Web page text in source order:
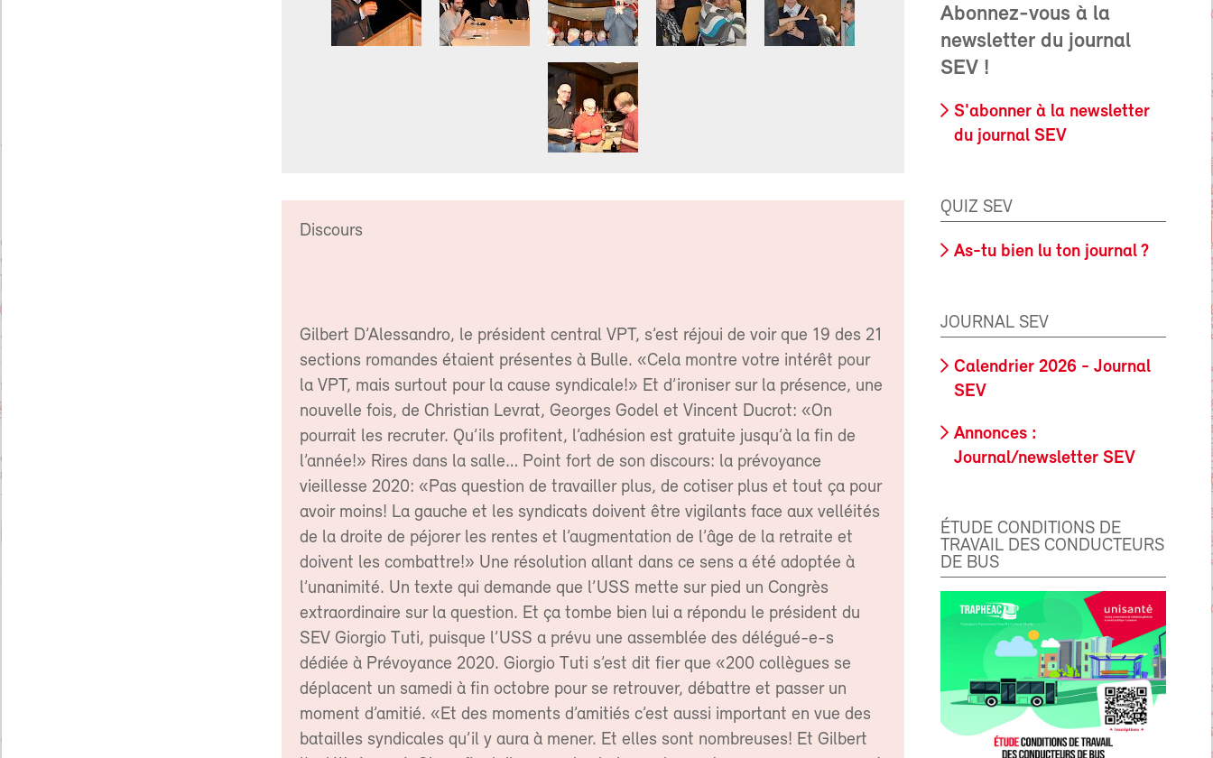
Discours
Gilbert D’Alessandro, le président central VPT, s’est réjoui de voir que 19 des 21
sections romandes étaient présentes à Bulle. «Cela montre votre intérêt pour
la VPT, mais surtout pour la cause syndicale!» Et d’ironiser sur la présence, une
nouvelle fois, de Christian Levrat, Georges Godel et Vincent Ducrot: «On
pourrait les recruter. Qu’ils profitent, l’adhésion est gratuite jusqu’à la fin de
l’année!» Rires dans la salle… Point fort de son discours: la prévoyance
vieillesse 2020: «Pas question de travailler plus, de cotiser plus et tout ça pour
avoir moins! La gauche et les syndicats doivent être vigilants face aux velléités
de la droite de péjorer les rentes et l’augmentation de l’âge de la retraite et
doivent les combattre!» Une résolution allant dans ce sens a été adoptée à
l’unanimité. Un texte qui demande que l’USS mette sur pied un Congrès
extraordinaire sur la question. Et ça tombe bien lui a répondu le président du
SEV Giorgio Tuti, puisque l’USS a prévu une assemblée des délégué-e-s
dédiée à Prévoyance 2020. Giorgio Tuti s’est dit fier que «200 collègues se
déplacent un samedi à fin octobre pour se retrouver, débattre et passer un
moment d’amitié. «Et des moments d’amitiés c’est aussi important en vue des
batailles syndicales qu’il y aura à mener. Et elles sont nombreuses! Et Gilbert
Abonnez-vous à la
newsletter du journal
SEV !
S'abonner à la newsletter
du journal SEV
QUIZ SEV
As-tu bien lu ton journal ?
JOURNAL SEV
Calendrier 2026 - Journal
SEV
Annonces :
Journal/newsletter SEV
ÉTUDE CONDITIONS DE
TRAVAIL DES CONDUCTEURS
DE BUS